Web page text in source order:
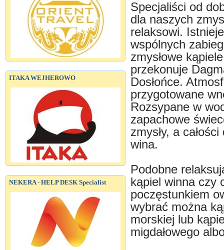
ITAKA WEJHEROWO
NEKERA - HELP DESK Specialist
Specjaliści od
dla naszych
relaksowi.
wspólnych
zmysłowe
przekonuje
Dosłońce.
przygotowane
Rozsypane w
zapachowe
zmysły, a
wina.
Podobne
kąpiel winna czy
poczęstunkiem
wybrać można
morskiej lub
migdałowego